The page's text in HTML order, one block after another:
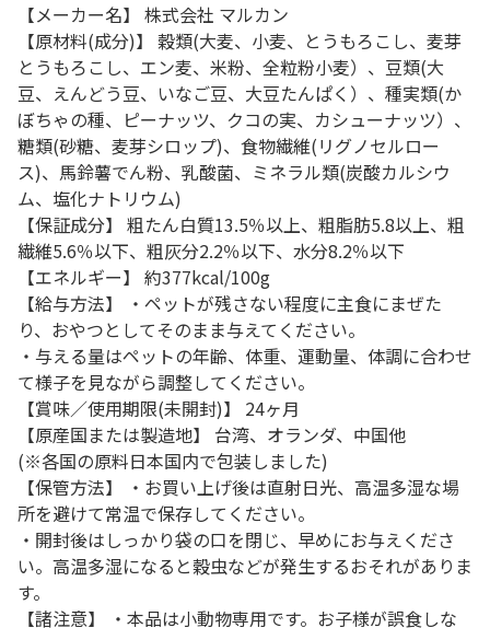
【メーカー名】 株式会社 マルカン
【原材料(成分)】 穀類(大麦、小麦、とうもろこし、麦芽
とうもろこし、エン麦、米粉、全粒粉小麦）、豆類(大
豆、えんどう豆、いなご豆、大豆たんぱく）、種実類(か
ぼちゃの種、ピーナッツ、クコの実、カシューナッツ）、
糖類(砂糖、麦芽シロップ)、食物繊維(リグノセルロー
ス)、馬鈴薯でん粉、乳酸菌、ミネラル類(炭酸カルシウ
ム、塩化ナトリウム)
【保証成分】 粗たん白質13.5％以上、粗脂肪5.8以上、粗
繊維5.6％以下、粗灰分2.2％以下、水分8.2％以下
【エネルギー】 約377kcal/100g
【給与方法】 ・ペットが残さない程度に主食にまぜた
り、おやつとしてそのまま与えてください。
・与える量はペットの年齢、体重、運動量、体調に合わせ
て様子を見ながら調整してください。
【賞味／使用期限(未開封)】 24ヶ月
【原産国または製造地】 台湾、オランダ、中国他
(※各国の原料日本国内で包装しました)
【保管方法】 ・お買い上げ後は直射日光、高温多湿な場
所を避けて常温で保存してください。
・開封後はしっかり袋の口を閉じ、早めにお与えくださ
い。高温多湿になると穀虫などが発生するおそれがありま
す。
【諸注意】 ・本品は小動物専用です。お子様が誤食しな